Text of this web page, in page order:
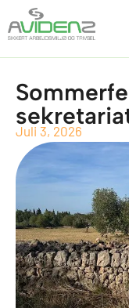
til
indholdet
Juli 3, 2026